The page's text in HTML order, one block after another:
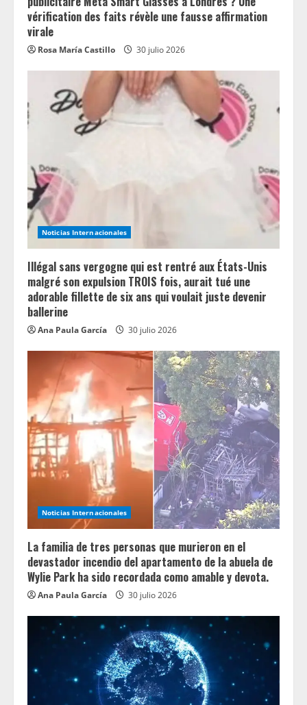
vérification des faits révèle une fausse affirmation
virale
Rosa María Castillo 30 julio 2026
Noticias Internacionales
Illégal sans vergogne qui est rentré aux États-Unis
malgré son expulsion TROIS fois, aurait tué une
adorable fillette de six ans qui voulait juste devenir
ballerine
Ana Paula García 30 julio 2026
Noticias Internacionales
La familia de tres personas que murieron en el
devastador incendio del apartamento de la abuela de
Wylie Park ha sido recordada como amable y devota.
Ana Paula García 30 julio 2026